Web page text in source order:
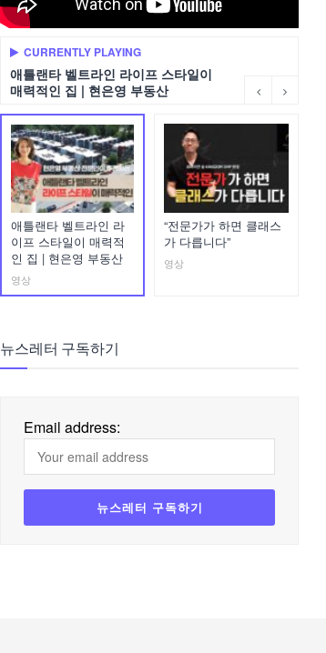
CURRENTLY PLAYING
애틀랜타 벨트라인 라이프 스타일이
매력적인 집 | 현은영 부동산
애틀랜타 벨트라인 라
이프 스타일이 매력적
인 집 | 현은영 부동산
영상
“전문가가 하면 클래스
가 다릅니다”
영상
뉴스레터 구독하기
Email address: